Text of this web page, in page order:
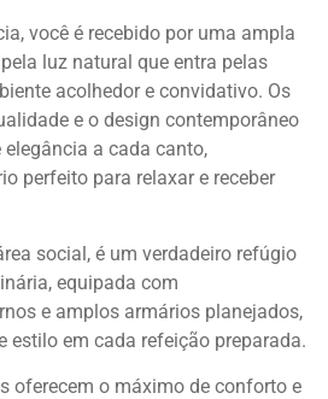
você é recebido por uma ampla
luz natural que entra pelas
acolhedor e convidativo. Os
e o design contemporâneo
a cada canto,
perfeito para relaxar e receber
social, é um verdadeiro refúgio
equipada com
e amplos armários planejados,
estilo em cada refeição preparada.
oferecem o máximo de conforto e